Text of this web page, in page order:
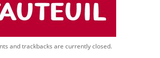
and trackbacks are currently closed.